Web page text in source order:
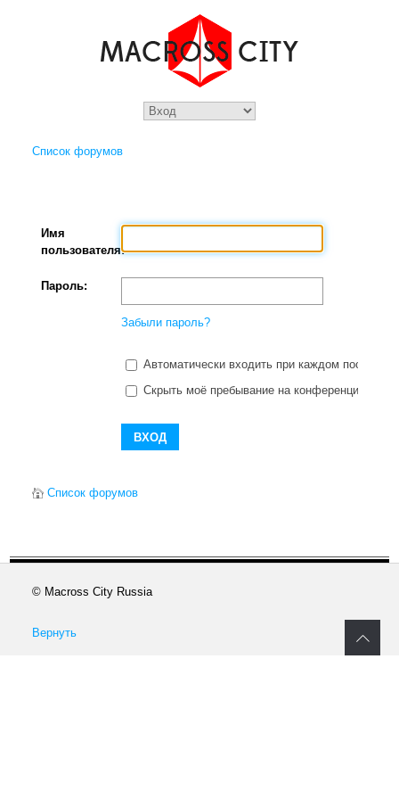
Список форумов
Имя
пользователя:
Пароль:
Забыли пароль?
Автоматически входить при каждом
Скрыть моё пребывание на конференции в
Список форумов
© Macross City Russia
Вернуть